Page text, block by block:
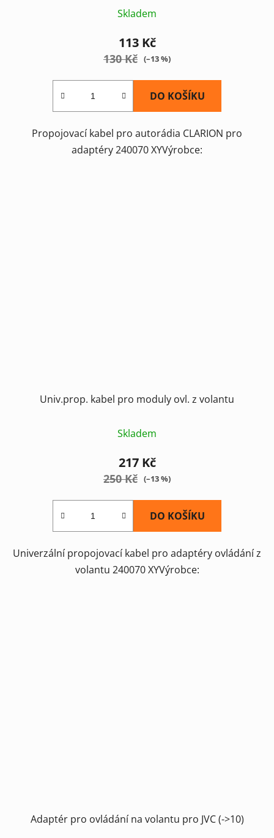
Skladem
113 Kč
130 Kč (–13 %)
DO KOŠÍKU
Propojovací kabel pro autorádia CLARION pro
adaptéry 240070 XYVýrobce:
Univ.prop. kabel pro moduly ovl. z volantu
Skladem
217 Kč
250 Kč (–13 %)
DO KOŠÍKU
Univerzální propojovací kabel pro adaptéry ovládání z
volantu 240070 XYVýrobce:
Adaptér pro ovládání na volantu pro JVC (->10)